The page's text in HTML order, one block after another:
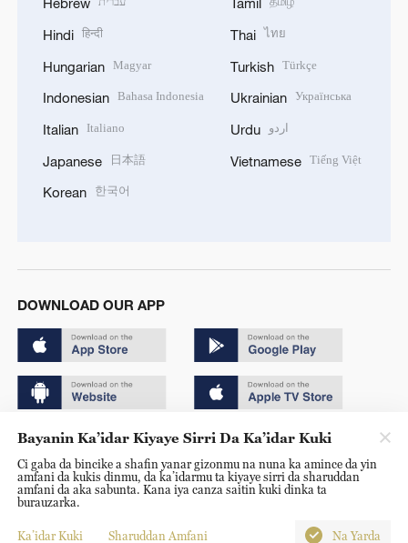
Hindi हिन्दी
Hungarian Magyar
Indonesian Bahasa Indonesia
Italian Italiano
Japanese 日本語
Korean 한국어
Thai ไทย
Turkish Türkçe
Ukrainian Українська
Urdu اردو
Vietnamese Tiếng Việt
DOWNLOAD OUR APP
Copyright © 2024 CGTN.
京ICP备20000184号
京公网安备 11010502050052号
Disinformation report hotline: 010-85061466
Bayanin Ka’idar Kiyaye Sirri Da Ka’idar Kuki
Ci gaba da bincike a shafin yanar gizonmu na nuna ka amince da yin
amfani da kukis dinmu, da ka’idarmu ta kiyaye sirri da sharuddan
amfani da aka sabunta. Kana iya canza saitin kuki dinka ta
burauzarka.
Ka’idar Kuki Sharuddan Amfani Na Yarda